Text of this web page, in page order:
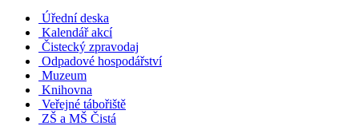
Úřední deska
Kalendář akcí
Čistecký zpravodaj
Odpadové hospodářství
Muzeum
Knihovna
Veřejné tábořiště
ZŠ a MŠ Čistá